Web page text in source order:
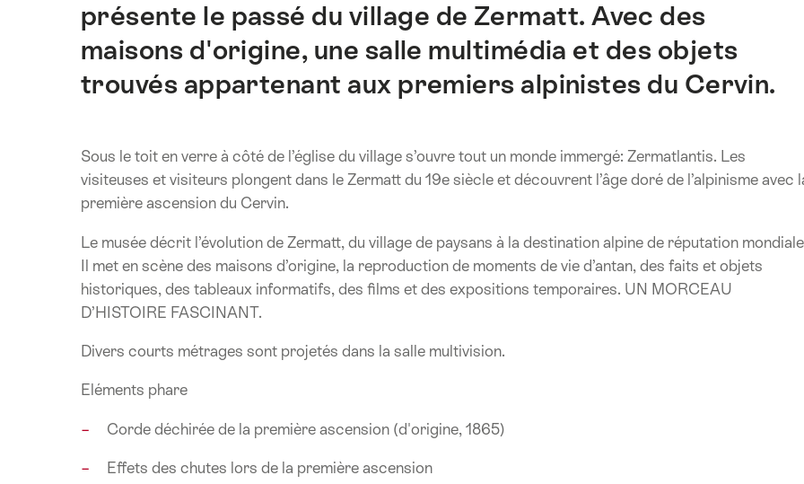
présente le passé du village de Zermatt. Avec des
maisons d'origine, une salle multimédia et des objets
trouvés appartenant aux premiers alpinistes du Cervin.
Sous le toit en verre à côté de l’église du village s’ouvre tout un monde immergé: Zermatlantis. Les
visiteuses et visiteurs plongent dans le Zermatt du 19e siècle et découvrent l’âge doré de l’alpinisme avec
première ascension du Cervin.
Le musée décrit l’évolution de Zermatt, du village de paysans à la destination alpine de réputation
Il met en scène des maisons d’origine, la reproduction de moments de vie d’antan, des faits et objets
historiques, des tableaux informatifs, des films et des expositions temporaires. UN MORCEAU
D’HISTOIRE FASCINANT.
Divers courts métrages sont projetés dans la salle multivision.
Eléments phare
Corde déchirée de la première ascension (d'origine, 1865)
Effets des chutes lors de la première ascension